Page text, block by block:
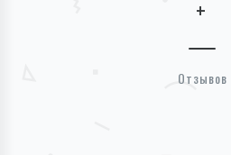
+
Отзывов